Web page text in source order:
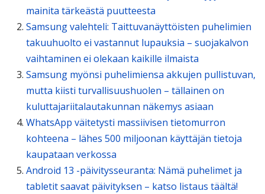
mainita tärkeästä puutteesta
Samsung valehteli: Taittuvanäyttöisten puhelimien
takuuhuolto ei vastannut lupauksia – suojakalvon
vaihtaminen ei olekaan kaikille ilmaista
Samsung myönsi puhelimiensa akkujen pullistuvan,
mutta kiisti turvallisuushuolen – tällainen on
kuluttajariitalautakunnan näkemys asiaan
WhatsApp väitetysti massiivisen tietomurron
kohteena – lähes 500 miljoonan käyttäjän tietoja
kaupataan verkossa
Android 13 -päivitysseuranta: Nämä puhelimet ja
tabletit saavat päivityksen – katso listaus täältä!